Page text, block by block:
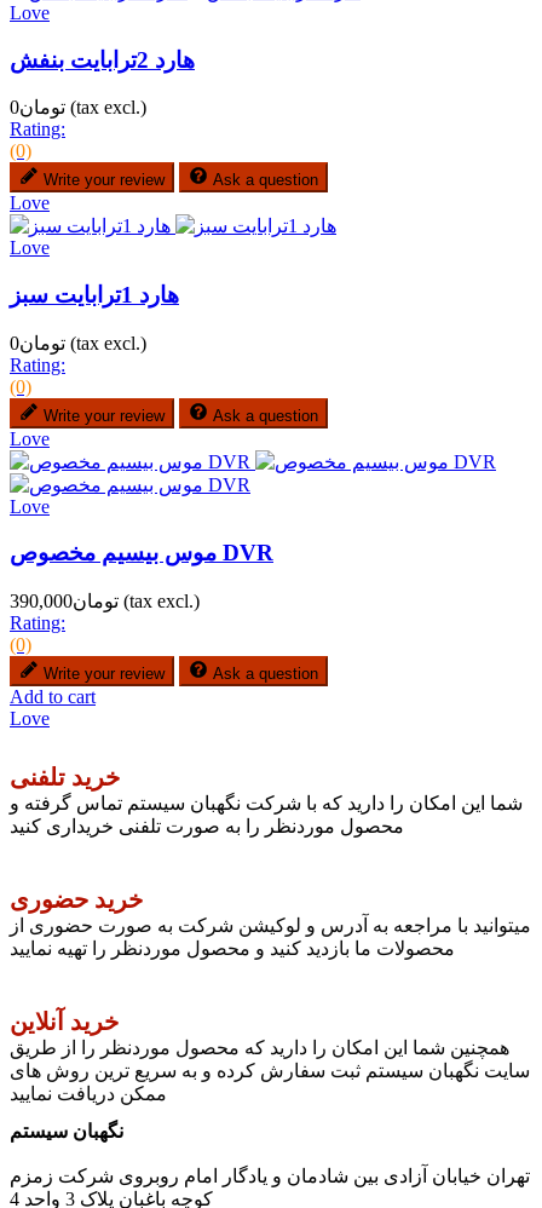
Love
هارد 2ترابایت بنفش
تومان0 (tax excl.)
Rating:
(0)
Write your review Ask a question
Love
Love
هارد 1ترابایت سبز
تومان0 (tax excl.)
Rating:
(0)
Write your review Ask a question
Love
Love
موس بیسیم مخصوص DVR
تومان390,000 (tax excl.)
Rating:
(0)
Write your review Ask a question
Add to cart
Love
خرید تلفنی
شما این امکان را دارید که با شرکت نگهبان سیستم تماس گرفته و
محصول موردنظر را به صورت تلفنی خریداری کنید
خرید حضوری
میتوانید با مراجعه به آدرس و لوکیشن شرکت به صورت حضوری از
محصولات ما بازدید کنید و محصول موردنظر را تهیه نمایید
خرید آنلاین
همچنین شما این امکان را دارید که محصول موردنظر را از طریق
سایت نگهبان سیستم ثبت سفارش کرده و به سریع ترین روش های
ممکن دریافت نمایید
نگهبان سیستم
تهران خیابان آزادی بین شادمان و یادگار امام روبروی شرکت زمزم
کوچه باغبان پلاک 3 واحد 4